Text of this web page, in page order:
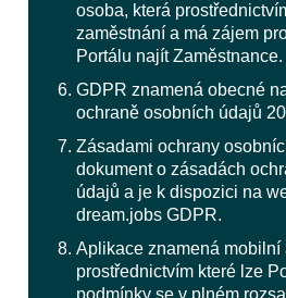
osoba, která
zaměstnání a má zájem
Portálu najít Zaměstnance.
GDPR znamená obecné
ochraně osobních údajů
Zásadami ochrany
dokument o zásadách
údajů a je k dispozici na
dream.jobs GDPR.
Aplikace znamená mobilní
prostřednictvím které lze
podmínky se v plném